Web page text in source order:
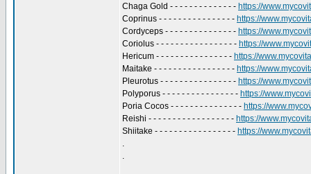
Chaga Gold - - - - - - - - - - - - - - https://
Coprinus - - - - - - - - - - - - - - - - https://
Cordyceps - - - - - - - - - - - - - - - https://
Coriolus - - - - - - - - - - - - - - - - - https://
Hericum - - - - - - - - - - - - - - - - https://
Maitake - - - - - - - - - - - - - - - - - https://
Pleurotus - - - - - - - - - - - - - - - - https://
Polyporus - - - - - - - - - - - - - - - - https://
Poria Cocos - - - - - - - - - - - - - - - https://
Reishi - - - - - - - - - - - - - - - - - - https://
Shiitake - - - - - - - - - - - - - - - - - https://
.
.